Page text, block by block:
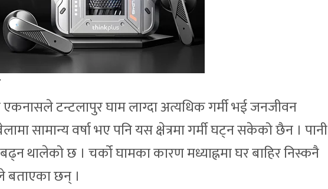
टन्टलापुर घाम लाग्दा अत्यधिक गर्मी भई जनजीवन
सामान्य वर्षा भए पनि यस क्षेत्रमा गर्मी घट्न सकेको छैन । पानी
बढ्न थालेको छ । चर्को घामका कारण मध्याह्नमा घर बाहिर निस्कनै
बताएका छन् ।